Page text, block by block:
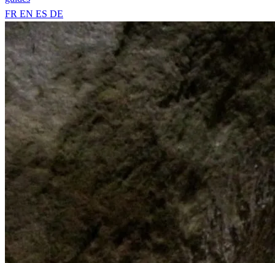
FR EN ES DE